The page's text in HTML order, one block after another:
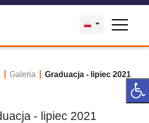
Galeria Graduacja - lipiec 2021
- lipiec 2021